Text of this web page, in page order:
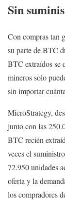
Sin
Con compras tan
su parte de BTC
BTC extraídos se
mineros solo
sin importar
MicroStrategy,
junto con las
BTC recién
veces el
72.950 unidades
oferta y la
los compradores